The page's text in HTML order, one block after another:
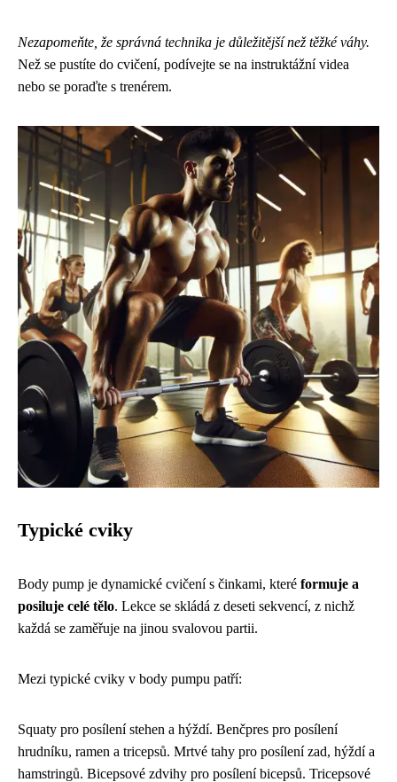
Nezapomeňte, že správná technika je důležitější než těžké váhy.
Než se pustíte do cvičení, podívejte se na instruktážní videa
nebo se poraďte s trenérem.
Typické cviky
Body pump je dynamické cvičení s činkami, které formuje a
posiluje celé tělo. Lekce se skládá z deseti sekvencí, z nichž
každá se zaměřuje na jinou svalovou partii.
Mezi typické cviky v body pumpu patří:
Squaty pro posílení stehen a hýždí. Benčpres pro posílení
hrudníku, ramen a tricepsů. Mrtvé tahy pro posílení zad, hýždí a
hamstringů. Bicepsové zdvihy pro posílení bicepsů. Tricepsové